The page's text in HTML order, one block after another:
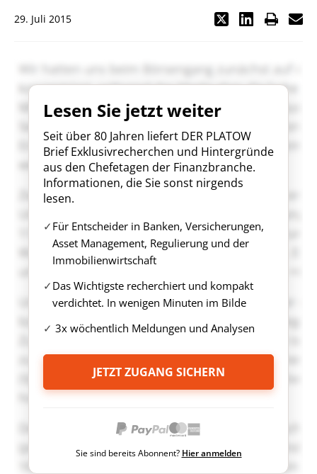
29. Juli 2015
Lesen Sie jetzt weiter
Seit über 80 Jahren liefert DER PLATOW
Brief Exklusivrecherchen und Hintergründe
aus den Chefetagen der Finanzbranche.
Informationen, die Sie sonst nirgends
lesen.
Für Entscheider in Banken, Versicherungen,
Asset Management, Regulierung und der
Immobilienwirtschaft
Das Wichtigste recherchiert und kompakt
verdichtet. In wenigen Minuten im Bilde
3x wöchentlich Meldungen und Analysen
JETZT ZUGANG SICHERN
Sie sind bereits Abonnent? Hier anmelden